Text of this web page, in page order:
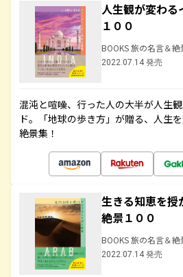
人生観が変わる
１００
BOOKS 旅の名言＆絶
2022.07.14 発売
混沌と喧噪、行った人の大半が人生
ド。「地球の歩き方」が贈る、人生
絶景集！
生きる知恵を授
絶景１００
BOOKS 旅の名言＆絶
2022.07.14 発売